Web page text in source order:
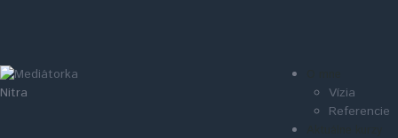
Nitra
Vízia
Referencie